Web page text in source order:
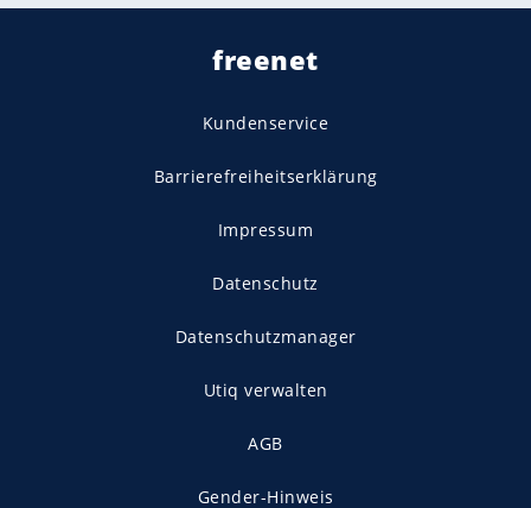
freenet
Kundenservice
Barrierefreiheitserklärung
Impressum
Datenschutz
Datenschutzmanager
Utiq verwalten
AGB
Gender-Hinweis